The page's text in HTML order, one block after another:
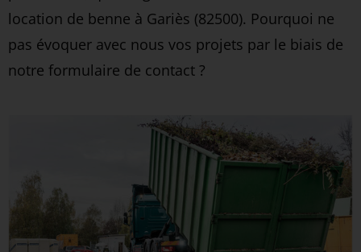
location de benne à Gariès (82500). Pourquoi ne
pas évoquer avec nous vos projets par le biais de
notre formulaire de contact ?